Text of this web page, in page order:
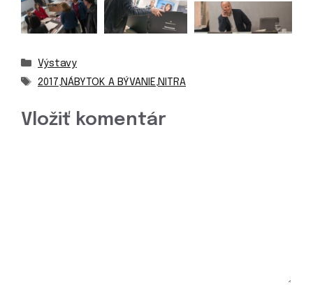
Kategórie
Výstavy
Značky
2017,NÁBYTOK A BÝVANIE,NITRA
Vložiť komentár